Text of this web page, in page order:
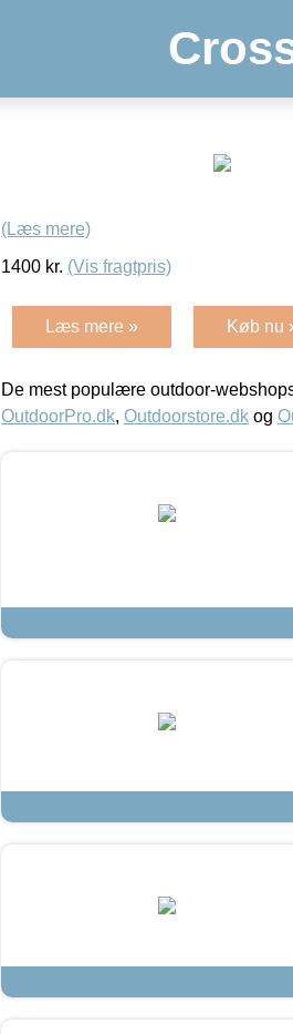
(Læs mere)
1400 kr. (Vis fragtpris)
Læs mere » Køb nu
De mest populære outdoor-
OutdoorPro.dk, Outdoorstore.dk og